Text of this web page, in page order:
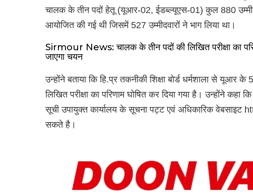
चालक के तीन पदों हेतू (यूआर-02, ईडब्ल्यूएस-01) कुल 880
आयोजित की गई थी जिसमें 527 उम्मीदवारों ने भाग लिया था।
Sirmour News: चालक के तीन पदों की लिखित परीक्षा का
जाएगा चयन
उन्होंने बताया कि हि.प्र तकनीकी शिक्षा बोर्ड धर्मशाला से यूआर
लिखित परीक्षा का परिणाम घोषित कर दिया गया है। उन्होंने कहा
सूची उपायुक्त कार्यालय के सूचना पट्ट एवं अधिकारिक
सकते है।